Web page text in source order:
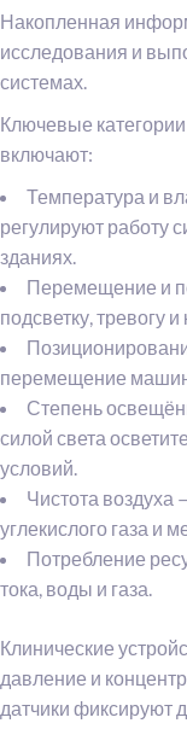
Накопленная
исследования и
системах.
Ключевые
включают:
Температура и
регулируют работу
зданиях.
Перемещение и
подсветку, тревогу
перемещение машин
Степень
силой света
условий.
Чистота воздуха
углекислого газа и
Потребление
тока, воды и газа.
Клинические
давление и
датчики фиксируют